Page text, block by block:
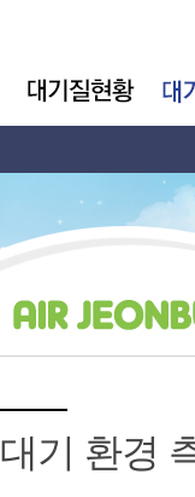
대기 환경